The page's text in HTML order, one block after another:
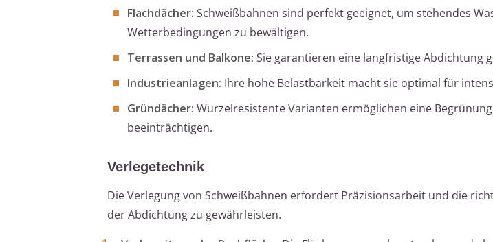
Flachdächer: Schweißbahnen sind perfekt geeignet, um stehendes
Wetterbedingungen zu bewältigen.
Terrassen und Balkone: Sie garantieren eine langfristige Abdichtung
Industrieanlagen: Ihre hohe Belastbarkeit macht sie optimal für
Gründächer: Wurzelresistente Varianten ermöglichen eine
beeinträchtigen.
Verlegetechnik
Die Verlegung von Schweißbahnen erfordert Präzisionsarbeit und die
der Abdichtung zu gewährleisten.